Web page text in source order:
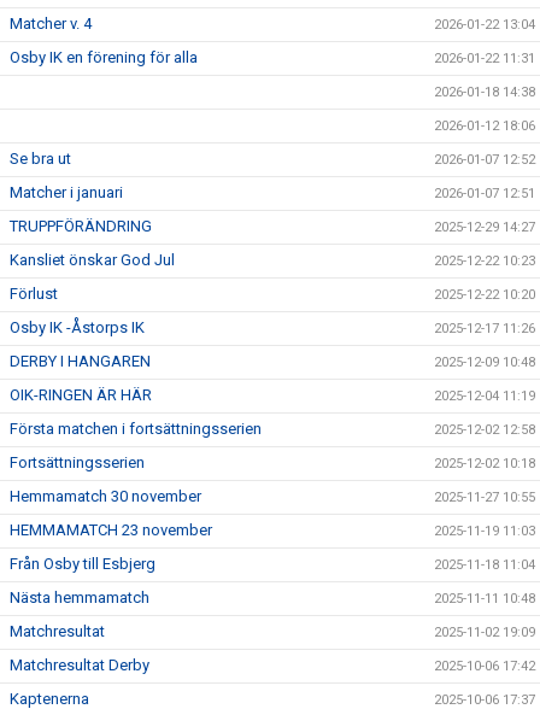
Matcher v. 4 2026-01-22 13:04
Osby IK en förening för alla 2026-01-22 11:31
2026-01-18 14:38
2026-01-12 18:06
Se bra ut 2026-01-07 12:52
Matcher i januari 2026-01-07 12:51
TRUPPFÖRÄNDRING 2025-12-29 14:27
Kansliet önskar God Jul 2025-12-22 10:23
Förlust 2025-12-22 10:20
Osby IK -Åstorps IK 2025-12-17 11:26
DERBY I HANGAREN 2025-12-09 10:48
OIK-RINGEN ÄR HÄR 2025-12-04 11:19
Första matchen i fortsättningsserien 2025-12-02 12:58
Fortsättningsserien 2025-12-02 10:18
Hemmamatch 30 november 2025-11-27 10:55
HEMMAMATCH 23 november 2025-11-19 11:03
Från Osby till Esbjerg 2025-11-18 11:04
Nästa hemmamatch 2025-11-11 10:48
Matchresultat 2025-11-02 19:09
Matchresultat Derby 2025-10-06 17:42
Kaptenerna 2025-10-06 17:37